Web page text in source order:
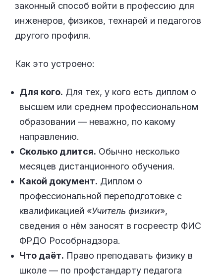
законный способ войти в профессию для
инженеров, физиков, технарей и педагогов
другого профиля.
Как это устроено:
Для кого. Для тех, у кого есть диплом о
высшем или среднем профессиональном
образовании — неважно, по какому
направлению.
Сколько длится. Обычно несколько
месяцев дистанционного обучения.
Какой документ. Диплом о
профессиональной переподготовке с
квалификацией «Учитель физики»,
сведения о нём заносят в госреестр ФИС
ФРДО Рособрнадзора.
Что даёт. Право преподавать физику в
школе — по профстандарту педагога